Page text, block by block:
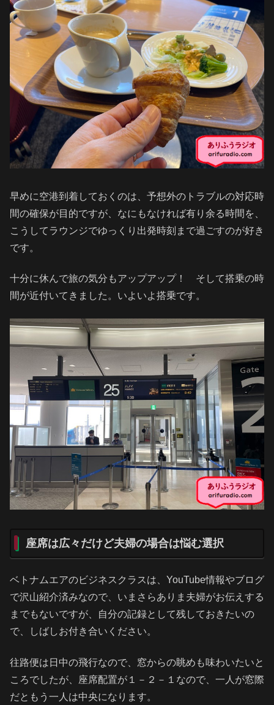
早めに空港到着しておくのは、予想外のトラブルの対応時
間の確保が目的ですが、なにもなければ有り余る時間を、
こうしてラウンジでゆっくり出発時刻まで過ごすのが好き
です。
十分に休んで旅の気分もアップアップ！ そして搭乗の時
間が近付いてきました。いよいよ搭乗です。
座席は広々だけど夫婦の場合は悩む選択
ベトナムエアのビジネスクラスは、YouTube情報やブログ
で沢山紹介済みなので、いまさらありま夫婦がお伝えする
までもないですが、自分の記録として残しておきたいの
で、しばしお付き合いください。
往路便は日中の飛行なので、窓からの眺めも味わいたいと
ころでしたが、座席配置が１－２－１なので、一人が窓際
だともう一人は中央になります。